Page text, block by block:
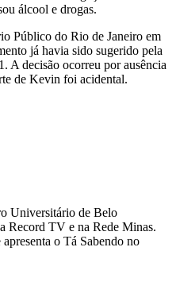
álcool e drogas.
Público do Rio de Janeiro em
já havia sido sugerido pela
A decisão ocorreu por ausência
de Kevin foi acidental.
Universitário de Belo
Record TV e na Rede Minas.
o Tá Sabendo no